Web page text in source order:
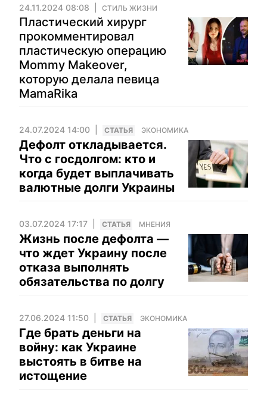
24.11.2024 08:08 СТИЛЬ ЖИЗНИ
Пластический хирург
прокомментировал
пластическую операцию
Mommy Makeover,
которую делала певица
MamaRika
24.07.2024 14:00 CТАТЬЯ ЭКОНОМИКА
Дефолт откладывается.
Что с госдолгом: кто и
когда будет выплачивать
валютные долги Украины
03.07.2024 17:17 CТАТЬЯ МНЕНИЯ
Жизнь после дефолта —
что ждет Украину после
отказа выполнять
обязательства по долгу
27.06.2024 11:50 CТАТЬЯ ЭКОНОМИКА
Где брать деньги на
войну: как Украине
выстоять в битве на
истощение